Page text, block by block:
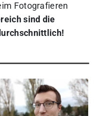
Fotografieren
sind die